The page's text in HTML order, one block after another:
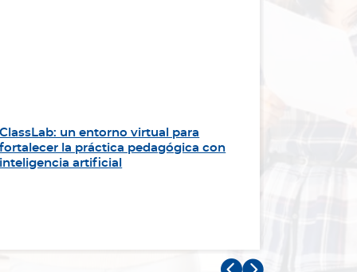
ClassLab: un entorno virtual para
fortalecer la práctica pedagógica con
inteligencia artificial